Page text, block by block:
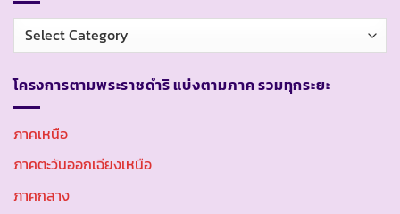
หมวด
หมู่
โครงการตามพระราชดำริ แบ่งตามภาค รวมทุกระยะ
ภาคเหนือ
ภาคตะวันออกเฉียงเหนือ
ภาคกลาง